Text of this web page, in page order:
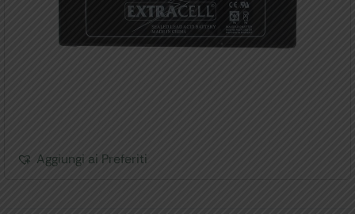
Aggiungi ai Preferiti